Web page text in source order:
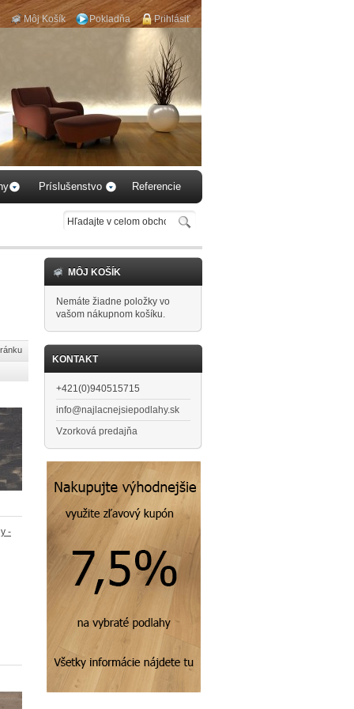
Môj Košík Pokladňa Prihlásiť
Príslušenstvo Referencie
-
MÔJ KOŠÍK
Nemáte žiadne položky vo
vašom nákupnom košíku.
KONTAKT
+421(0)940515715
info@najlacnejsiepodlahy.sk
Vzorková predajňa
si podlahu k
obytnému